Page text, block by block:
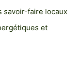
savoir-faire locaux
et